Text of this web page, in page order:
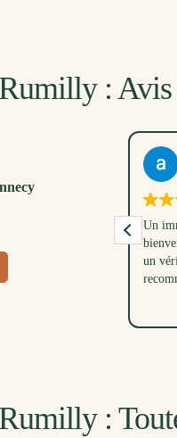
:
avec mon petit
montré et
bébé, tout en
rythme. Ensuite
Un
un
: